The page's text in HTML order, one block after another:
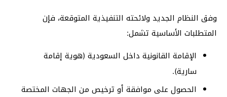
وفق النظام الجديد ولائحته التنفيذية المتوقعة، فإن
المتطلبات الأساسية تشمل:
الإقامة القانونية داخل السعودية (هوية إقامة
سارية).
الحصول على موافقة أو ترخيص من الجهات المختصة